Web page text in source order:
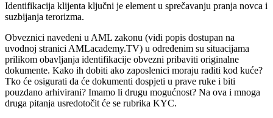
Identifikacija klijenta ključni je element u sprečavanju pranja novca i
suzbijanja terorizma.
Obveznici navedeni u AML zakonu (vidi popis dostupan na
uvodnoj stranici AMLacademy.TV) u određenim su situacijama
prilikom obavljanja identifikacije obvezni pribaviti originalne
dokumente. Kako ih dobiti ako zaposlenici moraju raditi kod kuće?
Tko će osigurati da će dokumenti dospjeti u prave ruke i biti
pouzdano arhivirani? Imamo li drugu mogućnost? Na ova i mnoga
druga pitanja usredotočit će se rubrika KYC.